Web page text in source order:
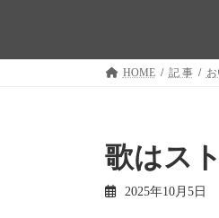
HOME 記 事
歌はス
2025年10月5日